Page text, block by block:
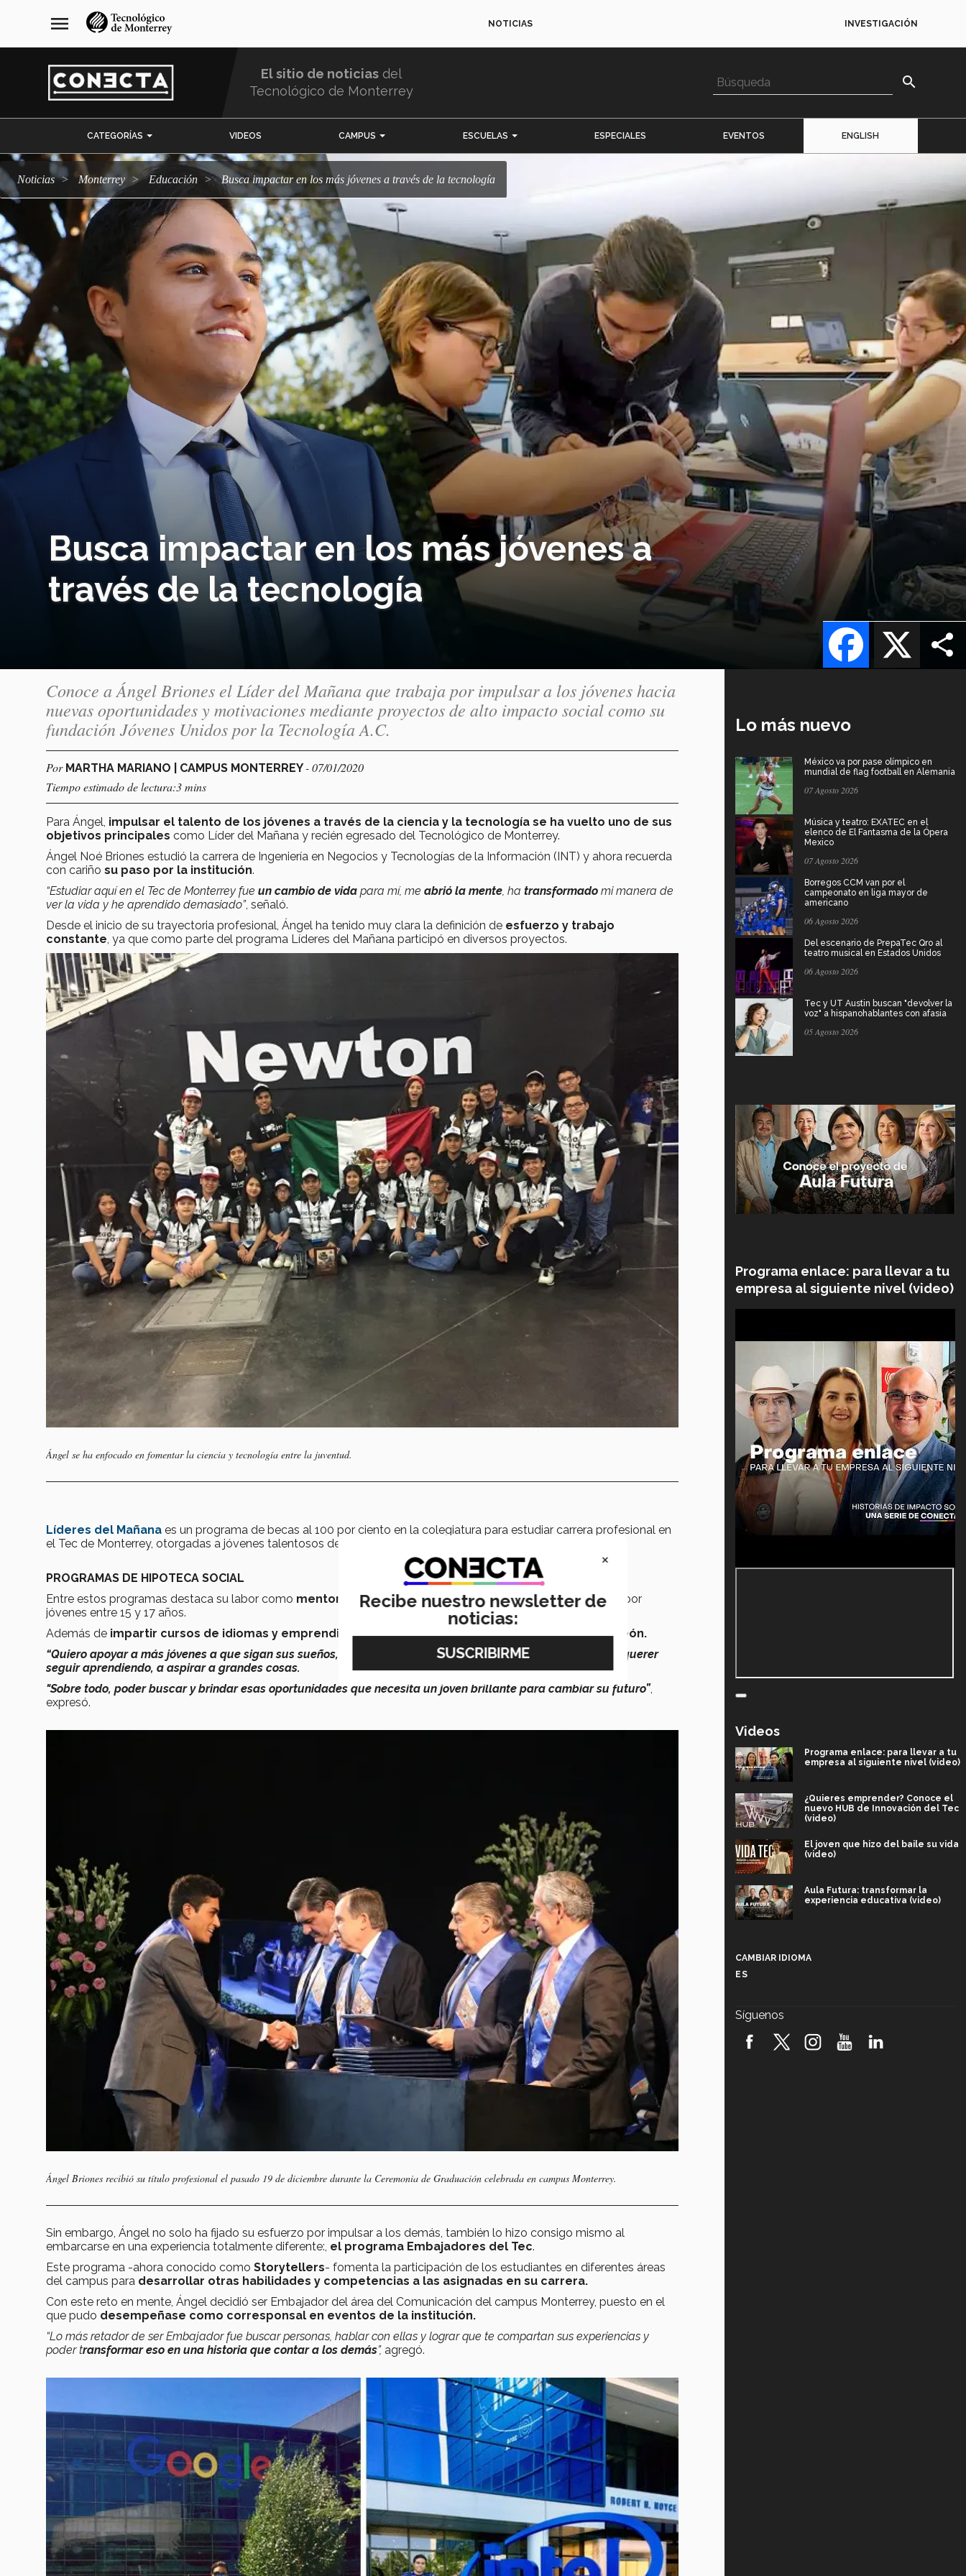
navegación
principal
menu NOTICIAS INVESTIGACIÓN
El sitio de noticias del
Tecnológico de Monterrey
search
CATEGORÍAS VIDEOS CAMPUS ESCUELAS ESPECIALES EVENTOS ENGLISH
Noticias Monterrey Educación Busca impactar en los más jóvenes a través de la tecnología
Busca impactar en los más jóvenes a
través de la tecnología
X
Facebook
Conoce a Ángel Briones el Líder del Mañana que trabaja por impulsar a los jóvenes hacia
nuevas oportunidades y motivaciones mediante proyectos de alto impacto social como su
fundación Jóvenes Unidos por la Tecnología A.C.
Por MARTHA MARIANO | CAMPUS MONTERREY- 07/01/2020
Tiempo estimado de lectura:3 mins
Para Ángel, impulsar el talento de los jóvenes a través de la ciencia y la tecnología se ha vuelto uno de sus
objetivos principales como Líder del Mañana y recién egresado del Tecnológico de Monterrey.
Ángel Noé Briones estudió la carrera de Ingeniería en Negocios y Tecnologías de la Información (INT) y ahora recuerda
con cariño su paso por la institución.
“Estudiar aquí en el Tec de Monterrey fue un cambio de vida para mí, me abrió la mente , ha transformado mi manera de
ver la vida y he aprendido demasiado”, señaló.
Desde el inicio de su trayectoria profesional, Ángel ha tenido muy clara la definición de esfuerzo y trabajo
constante , ya que como parte del programa Líderes del Mañana participó en diversos proyectos.
Ángel se ha enfocado en fomentar la ciencia y tecnología entre la juventud.
Líderes del Mañana es un programa de becas al 100 por ciento en la colegiatura para estudiar carrera profesional en
el Tec de Monterrey, otorgadas a jóvenes talentosos de recursos económicos limitados.
PROGRAMAS DE HIPOTECA SOCIAL
Entre estos programas destaca su labor como mentor del equipo de robótica REGIOBOTSconformado por
jóvenes entre 15 y 17 años.
Además de impartir cursos de idiomas y emprendimiento en diferentes preparatorias de Nuevo León.
“Quiero apoyar a más jóvenes a que sigan sus sueños, generen proyectos de impacto social y se motiven a querer
seguir aprendiendo, a aspirar a grandes cosas.
"Sobre todo, poder buscar y brindar esas oportunidades que necesita un joven brillante para cambiar su futuro”,
expresó.
Ángel Briones recibió su título profesional el pasado 19 de diciembre durante la Ceremonia de Graduación celebrada en campus Monterrey.
Sin embargo, Ángel no solo ha fijado su esfuerzo por impulsar a los demás, también lo hizo consigo mismo al
embarcarse en una experiencia totalmente diferente:, el programa Embajadores del Tec.
Este programa -ahora conocido como Storytellers- fomenta la participación de los estudiantes en diferentes áreas
del campus para desarrollar otras habilidades y competencias a las asignadas en su carrera.
Con este reto en mente, Ángel decidió ser Embajador del área del Comunicación del campus Monterrey, puesto en el
que pudo desempeñase como corresponsal en eventos de la institución.
“Lo más retador de ser Embajador fue buscar personas, hablar con ellas y lograr que te compartan sus experiencias y
poder transformar eso en una historia que contar a los demás”, agregó.
Lo más nuevo
México va por pase olímpico en
mundial de flag football en Alemania
07 Agosto 2026
Música y teatro: EXATEC en el
elenco de El Fantasma de la Ópera
Mexico
07 Agosto 2026
Borregos CCM van por el
campeonato en liga mayor de
americano
06 Agosto 2026
Del escenario de PrepaTec Qro al
teatro musical en Estados Unidos
06 Agosto 2026
Tec y UT Austin buscan "devolver la
voz" a hispanohablantes con afasia
05 Agosto 2026
Programa enlace: para llevar a tu
empresa al siguiente nivel (video)
Videos
Programa enlace: para llevar a tu
empresa al siguiente nivel (video)
¿Quieres emprender? Conoce el
nuevo HUB de Innovación del Tec
(video)
El joven que hizo del baile su vida
(video)
Aula Futura: transformar la
experiencia educativa (video)
robótica FIRST 2026! (video)
CAMBIAR IDIOMA
ES
Síguenos
×
Recibe nuestro newsletter de
noticias: